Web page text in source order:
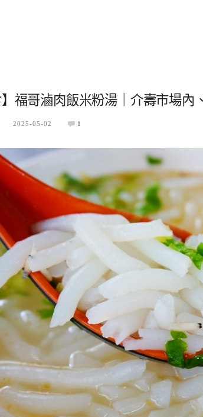
】福哥滷肉飯米粉湯｜介壽市場內
2025-05-02 1